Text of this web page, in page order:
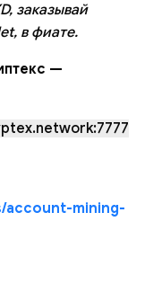
заказывай
в фиате.
—
account-mining-